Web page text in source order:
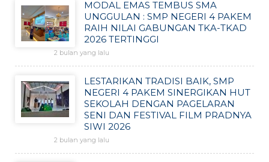
MODAL EMAS TEMBUS SMA
UNGGULAN : SMP NEGERI 4 PAKEM
RAIH NILAI GABUNGAN TKA-TKAD
2026 TERTINGGI
2 bulan yang lalu
LESTARIKAN TRADISI BAIK, SMP
NEGERI 4 PAKEM SINERGIKAN HUT
SEKOLAH DENGAN PAGELARAN
SENI DAN FESTIVAL FILM PRADNYA
SIWI 2026
2 bulan yang lalu